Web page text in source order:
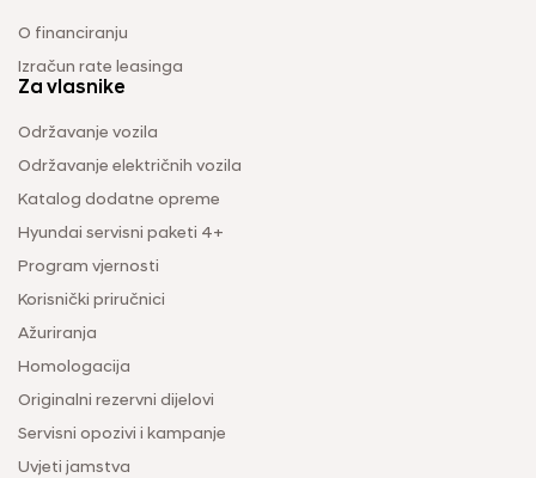
O financiranju
Izračun rate leasinga
Za vlasnike
Održavanje vozila
Održavanje električnih vozila
Katalog dodatne opreme
Hyundai servisni paketi 4+
Program vjernosti
Korisnički priručnici
Ažuriranja
Homologacija
Originalni rezervni dijelovi
Servisni opozivi i kampanje
Uvjeti jamstva